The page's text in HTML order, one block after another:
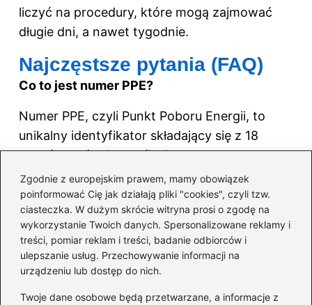
Zgodnie z europejskim prawem, mamy obowiązek
poinformować Cię jak działają pliki "cookies", czyli tzw.
ciasteczka. W dużym skrócie witryna prosi o zgodę na
wykorzystanie Twoich danych. Spersonalizowane reklamy i
treści, pomiar reklam i treści, badanie odbiorców i
ulepszanie usług. Przechowywanie informacji na
urządzeniu lub dostęp do nich.
Twoje dane osobowe będą przetwarzane, a informacje z
liczyć na procedury, które mogą zajmować
długie dni, a nawet tygodnie.
Najczęstsze pytania (FAQ)
Co to jest numer PPE?
Numer PPE, czyli Punkt Poboru Energii, to
unikalny identyfikator składający się z 18
znaków, który identyfikuje konkretną
lokalizację poboru energii elektrycznej w
gospodarstwach domowych i firmach.
Gdzie można znaleźć numer PPE na fakturze
za energię elektryczną?
Numer PPE zazwyczaj znajduje się w górnym
prawym rogu faktury, obok innych danych, a